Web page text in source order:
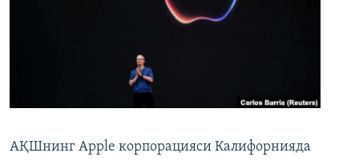
АҚШнинг Apple корпорацияси Калифорнияда